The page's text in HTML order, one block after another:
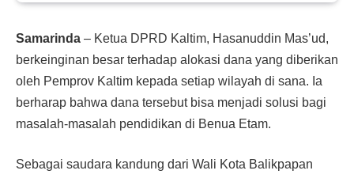
Samarinda – Ketua DPRD Kaltim, Hasanuddin Mas’ud,
berkeinginan besar terhadap alokasi dana yang diberikan
oleh Pemprov Kaltim kepada setiap wilayah di sana. Ia
berharap bahwa dana tersebut bisa menjadi solusi bagi
masalah-masalah pendidikan di Benua Etam.
Sebagai saudara kandung dari Wali Kota Balikpapan